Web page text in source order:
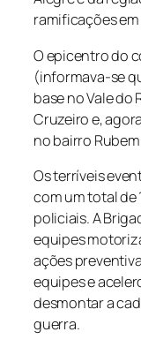
ramificações
O epicentro do
(informava-se
base no Vale do
Cruzeiro e,
no bairro
Os terríveis
com um total de
policiais. A
equipes
ações
equipes e
desmontar a
guerra.